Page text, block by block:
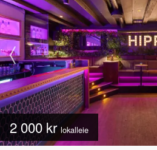
2 000 kr lokalleie